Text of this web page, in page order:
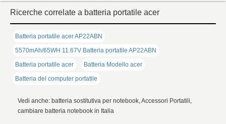
Ricerche correlate a batteria portatile acer
Batteria portatile acer AP22ABN
5570mAh/65WH 11.67V Batteria portatile AP22ABN
Batteria portatile acer
Batteria Modello acer
Batteria del computer portatile
Vedi anche: batteria sostitutiva per notebook, Accessori Portatili,
cambiare batteria notebook in Italia